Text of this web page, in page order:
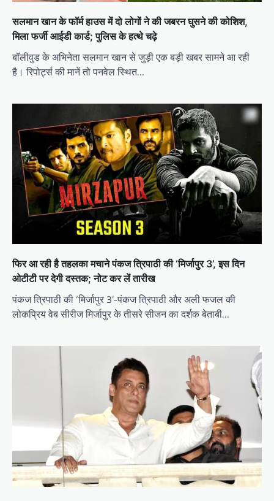
सलमान खान के फॉर्म हाउस में दो लोगों ने की जबरन घुसने की कोशिश,
मिला फर्जी आईडी कार्ड; पुलिस के हत्थे चढ़े
बॉलीवुड के अभिनेता सलमान खान से जुड़ी एक बड़ी खबर सामने आ रही
है। रिपोर्ट्स की मानें तो पनवेल स्थित…
फिर आ रही है तहलका मचाने पंकज त्रिपाठी की ‘मिर्जापुर 3’, इस दिन
ओटीटी पर देगी दस्तक; नोट कर लें तारीख
पंकज त्रिपाठी की ‘मिर्जापुर 3’-पंकज त्रिपाठी और अली फजल की
लोकप्रिय वेब सीरीज मिर्जापुर के तीसरे सीजन का दर्शक बेताबी…